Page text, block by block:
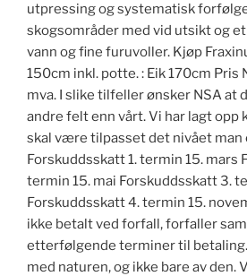
utpressing og systematisk
skogsområder med vid utsikt og
vann og fine furuvoller. Kjøp
150cm inkl. potte. : Eik 170cm Pris
mva. I slike tilfeller ønsker NSA at
andre felt enn vårt. Vi har lagt opp
skal være tilpasset det nivået man
Forskuddsskatt 1. termin 15. mars
termin 15. mai Forskuddsskatt 3.
Forskuddsskatt 4. termin 15.
ikke betalt ved forfall, forfaller
etterfølgende terminer til
med naturen, og ikke bare av den.